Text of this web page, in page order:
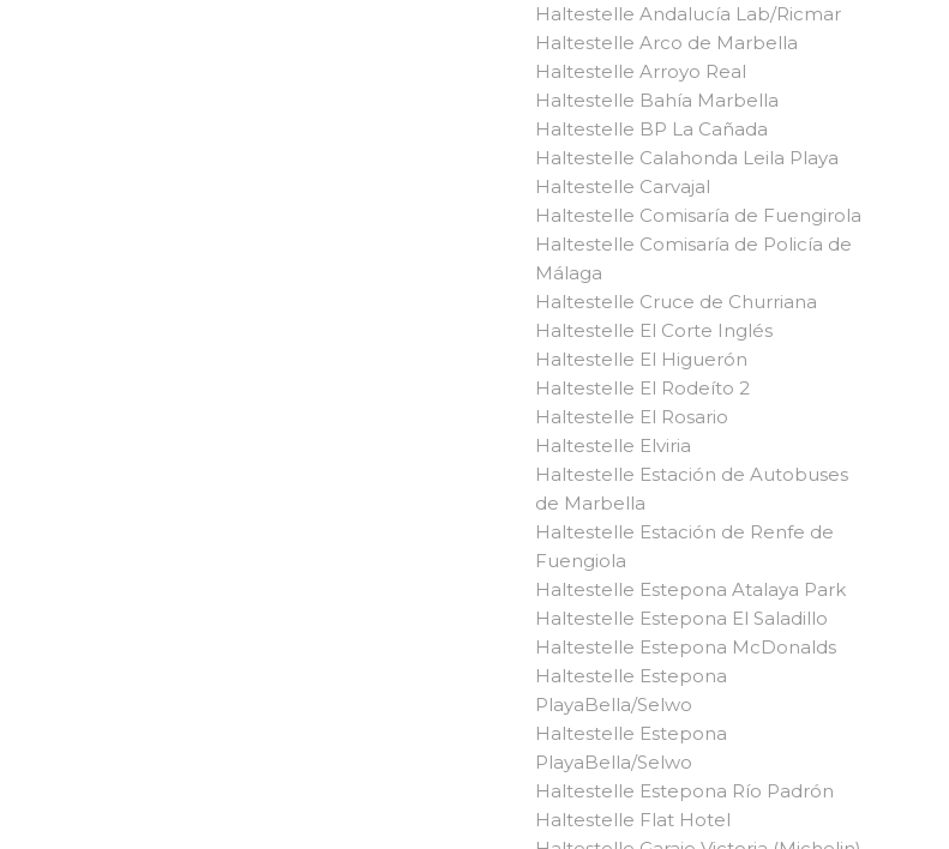
Haltestelle Andalucía Lab/Ricmar
Haltestelle Arco de Marbella
Haltestelle Arroyo Real
Haltestelle Bahía Marbella
Haltestelle BP La Cañada
Haltestelle Calahonda Leila Playa
Haltestelle Carvajal
Haltestelle Comisaría de Fuengirola
Haltestelle Comisaría de Policía de
Málaga
Haltestelle Cruce de Churriana
Haltestelle El Corte Inglés
Haltestelle El Higuerón
Haltestelle El Rodeíto 2
Haltestelle El Rosario
Haltestelle Elviria
Haltestelle Estación de Autobuses
de Marbella
Haltestelle Estación de Renfe de
Fuengiola
Haltestelle Estepona Atalaya Park
Haltestelle Estepona El Saladillo
Haltestelle Estepona McDonalds
Haltestelle Estepona
PlayaBella/Selwo
Haltestelle Estepona
PlayaBella/Selwo
Haltestelle Estepona Río Padrón
Haltestelle Flat Hotel